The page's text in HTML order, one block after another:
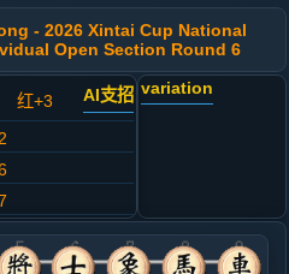
- 2026 Xintai Cup National
Open Section Round 6
红+3 AI支招 variation